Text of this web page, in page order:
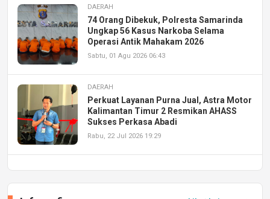
DAERAH
74 Orang Dibekuk, Polresta Samarinda
Ungkap 56 Kasus Narkoba Selama
Operasi Antik Mahakam 2026
Sabtu, 01 Agu 2026 06:43
DAERAH
Perkuat Layanan Purna Jual, Astra Motor
Kalimantan Timur 2 Resmikan AHASS
Sukses Perkasa Abadi
Rabu, 22 Jul 2026 19:29